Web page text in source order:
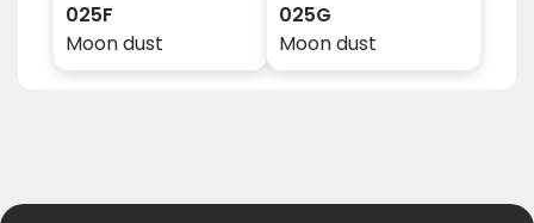
025F
Moon dust
025G
Moon dust